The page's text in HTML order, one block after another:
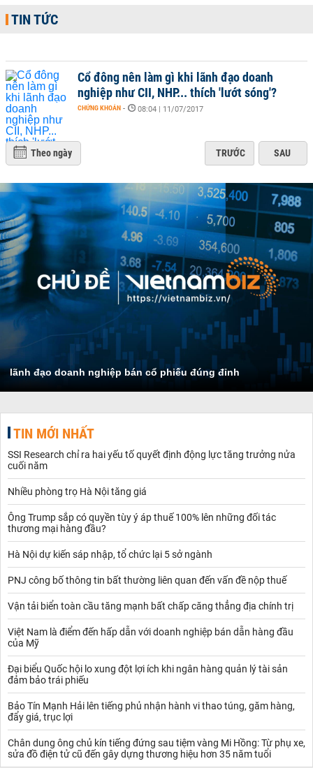
TIN TỨC
Cổ đông nên làm gì khi lãnh đạo doanh
nghiệp như CII, NHP... thích 'lướt sóng'?
CHỨNG KHOÁN - 08:04 | 11/07/2017
Theo ngày TRƯỚC SAU
lãnh đạo doanh nghiệp bán cổ phiếu đúng đỉnh
TIN MỚI NHẤT
SSI Research chỉ ra hai yếu tố quyết định động lực tăng trưởng nửa
cuối năm
Nhiều phòng trọ Hà Nội tăng giá
Ông Trump sắp có quyền tùy ý áp thuế 100% lên những đối tác
thương mại hàng đầu?
Hà Nội dự kiến sáp nhập, tổ chức lại 5 sở ngành
PNJ công bố thông tin bất thường liên quan đến vấn đề nộp thuế
Vận tải biển toàn cầu tăng mạnh bất chấp căng thẳng địa chính trị
Việt Nam là điểm đến hấp dẫn với doanh nghiệp bán dẫn hàng đầu
của Mỹ
Đại biểu Quốc hội lo xung đột lợi ích khi ngân hàng quản lý tài sản
đảm bảo trái phiếu
Bảo Tín Mạnh Hải lên tiếng phủ nhận hành vi thao túng, găm hàng,
đẩy giá, trục lợi
Chân dung ông chủ kín tiếng đứng sau tiệm vàng Mi Hồng: Từ phụ xe,
sửa đồ điện tử cũ đến gây dựng thương hiệu hơn 35 năm tuổi